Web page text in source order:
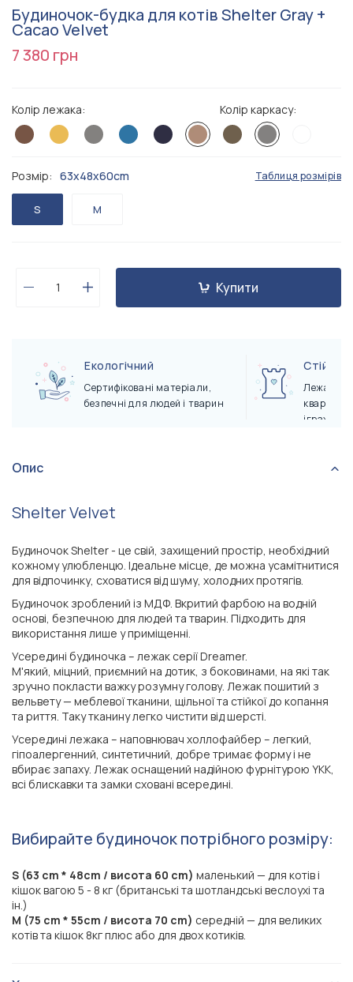
Будиночок-будка для котів Shelter Gray +
Cacao Velvet
7 380 грн
Колір лежака: Колір каркасу:
Розмір: 63x48x60cm Таблиця розмірів
S M
Купити
Екологічний
Сертифіковані матеріали,
безпечні для людей і тварин
Стійкий
Лежак не
квартирі
іграх
Опис
Shelter Velvet
Будиночок Shelter - це свій, захищений простір, необхідний
кожному улюбленцю. Ідеальне місце, де можна усамітнитися
для відпочинку, сховатися від шуму, холодних протягів.
Будиночок зроблений із МДФ. Вкритий фарбою на водній
основі, безпечною для людей та тварин. Підходить для
використання лише у приміщенні.
Усередині будиночка – лежак серії Dreamer.
М'який, міцний, приємний на дотик, з боковинами, на які так
зручно покласти важку розумну голову. Лежак пошитий з
вельвету — меблевої тканини, щільної та стійкої до копання
та риття. Таку тканину легко чистити від шерсті.
Усередині лежака – наповнювач холлофайбер – легкий,
гіпоалергенний, синтетичний, добре тримає форму і не
вбирає запаху. Лежак оснащений надійною фурнітурою YKK,
всі блискавки та замки сховані всередині.
Вибирайте будиночок потрібного розміру:
S (63 cm * 48cm / висота 60 cm) маленький — для котів і
кішок вагою 5 - 8 кг (британські та шотландські веслоухі та
ін.)
M (75 cm * 55cm / висота 70 cm) середній — для великих
котів та кішок 8кг плюс або для двох котиків.